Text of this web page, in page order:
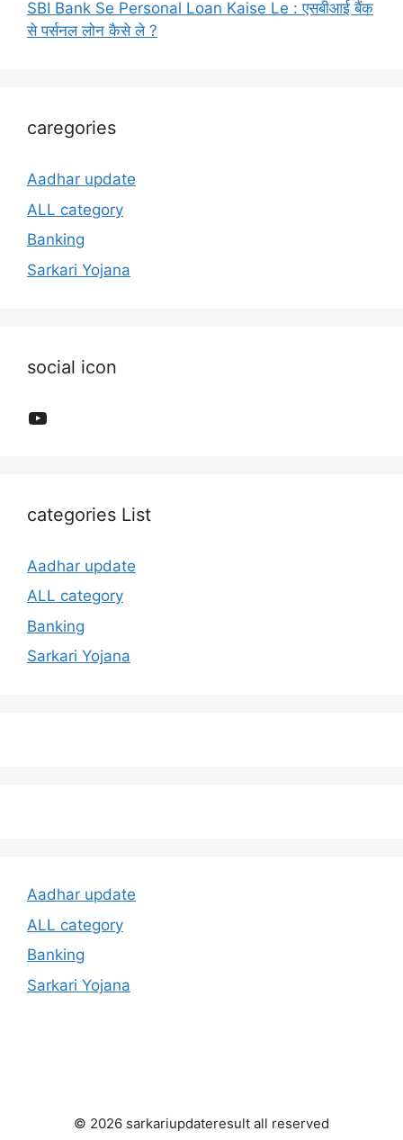
SBI Bank Se Personal Loan Kaise Le : एसबीआई बैंक
से पर्सनल लोन कैसे ले ?
caregories
Aadhar update
ALL category
Banking
Sarkari Yojana
social icon
YouTube
categories List
Aadhar update
ALL category
Banking
Sarkari Yojana
Aadhar update
ALL category
Banking
Sarkari Yojana
© 2026 sarkariupdateresult all reserved